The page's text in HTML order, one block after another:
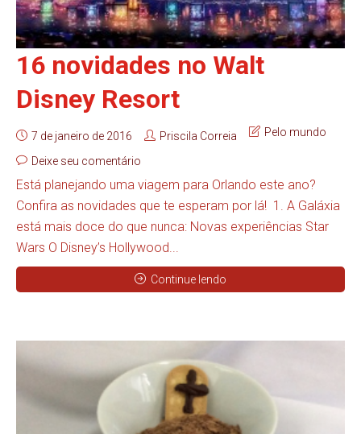
16 novidades no Walt
Disney Resort
7 de janeiro de 2016 Priscila Correia Pelo mundo
Deixe seu comentário
Está planejando uma viagem para Orlando este ano?
Confira as novidades que te esperam por lá! 1. A Galáxia
está mais doce do que nunca: Novas experiências Star
Wars O Disney’s Hollywood...
Continue lendo